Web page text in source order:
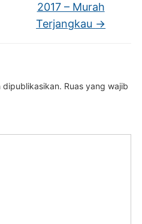
2017 – Murah
Terjangkau →
dipublikasikan. Ruas yang wajib